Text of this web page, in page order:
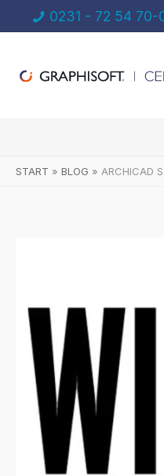
Inhalt
0231 - 72 54 70-
START BLOG ARCHICAD